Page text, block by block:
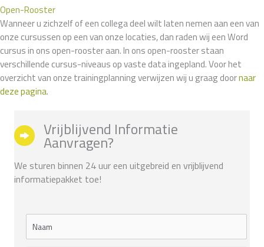
Open-Rooster
Wanneer u zichzelf of een collega deel wilt laten nemen aan een van
onze cursussen op een van onze locaties, dan raden wij een Word
cursus in ons open-rooster aan. In ons open-rooster staan
verschillende cursus-niveaus op vaste data ingepland. Voor het
overzicht van onze trainingplanning verwijzen wij u graag doornaar
deze pagina.
Vrijblijvend Informatie
Aanvragen?
We sturen binnen 24 uur een uitgebreid en vrijblijvend
informatiepakket toe!